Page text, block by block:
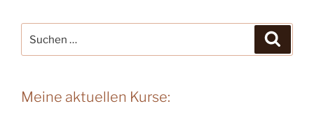
nach:
Meine aktuellen Kurse: